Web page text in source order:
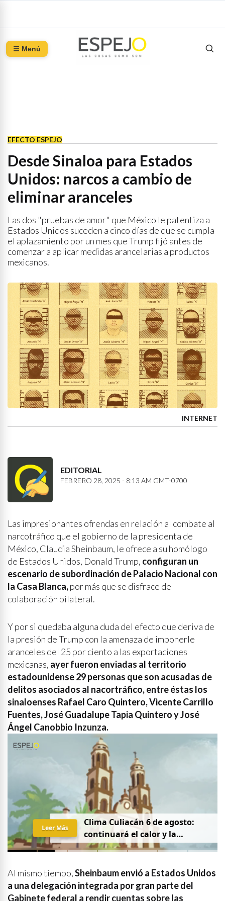
☰ Menú
EFECTO ESPEJO
Desde Sinaloa para Estados
Unidos: narcos a cambio de
eliminar aranceles
Las dos "pruebas de amor" que México le patentiza a
Estados Unidos suceden a cinco días de que se cumpla
el aplazamiento por un mes que Trump fijó antes de
comenzar a aplicar medidas arancelarias a productos
mexicanos.
INTERNET
EDITORIAL
FEBRERO 28, 2025 - 8:13 AM GMT-0700
Las impresionantes ofrendas en relación al combate al
narcotráfico que el gobierno de la presidenta de
México, Claudia Sheinbaum, le ofrece a su homólogo
de Estados Unidos, Donald Trump, configuran un
escenario de subordinación de Palacio Nacional con
la Casa Blanca,por más que se disfrace de
colaboración bilateral.
Y por si quedaba alguna duda del efecto que deriva de
la presión de Trump con la amenaza de imponerle
aranceles del 25 por ciento a las exportaciones
mexicanas, ayer fueron enviadas al territorio
estadounidense 29 personas que son acusadas de
delitos asociados al nacortráfico, entre éstas los
sinaloenses Rafael Caro Quintero, Vicente Carrillo
Fuentes, José Guadalupe Tapia Quintero y José
Ángel Canobbio Inzunza.
Clima Culiacán 6 de agosto:
continuará el calor y la
probabilidad de lluvia
Leer Más
Al mismo tiempo,Sheinbaum envió a Estados Unidos
a una delegación integrada por gran parte del
Gabinete federal a rendir cuentas sobre las